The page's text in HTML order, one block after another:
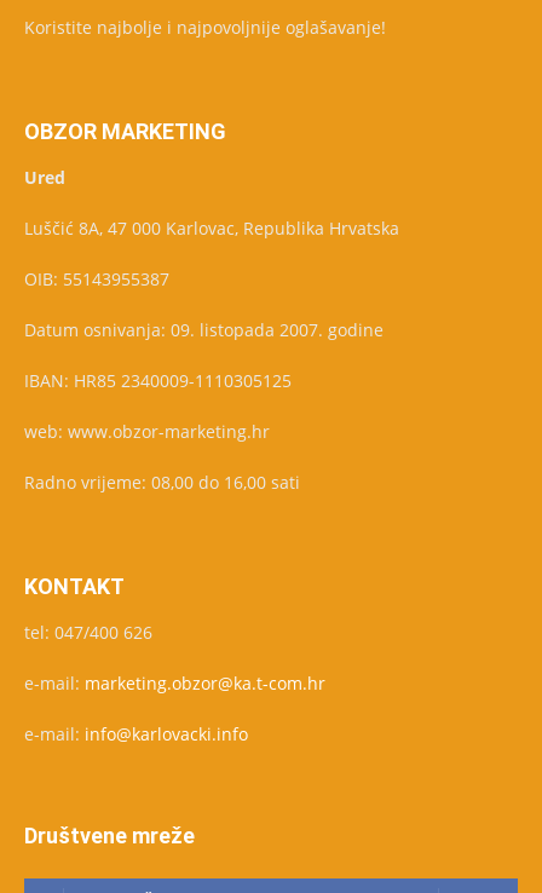
Koristite najbolje i najpovoljnije oglašavanje!
OBZOR MARKETING
Ured
Luščić 8A, 47 000 Karlovac, Republika Hrvatska
OIB: 55143955387
Datum osnivanja: 09. listopada 2007. godine
IBAN: HR85 2340009-1110305125
web: www.obzor-marketing.hr
Radno vrijeme: 08,00 do 16,00 sati
KONTAKT
tel: 047/400 626
e-mail: marketing.obzor@ka.t-com.hr
e-mail: info@karlovacki.info
Društvene mreže